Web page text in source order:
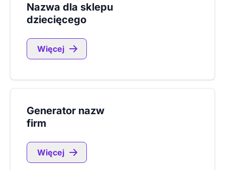
Nazwa dla sklepu
dziecięcego
Więcej
Generator nazw
firm
Więcej